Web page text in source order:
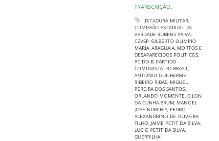
TRANSCRIÇÃO.
DITADURA MILITAR,
COMISSÃO ESTADUAL DA
VERDADE RUBENS PAIVA,
CEVSP, GILBERTO OLIMPIO
MARIA, ARAGUAIA, MORTOS E
DESAPARECIDOS POLITICOS,
PC DO B, PARTIDO
COMUNISTA DO BRASIL,
ANTONIO GUILHERME
RIBEIRO RIBAS, MIGUEL
PEREIRA DOS SANTOS,
ORLANDO MOMENTE, CILON
DA CUNHA BRUM, MANOEL
JOSE NURCHIS, PEDRO
ALEXANDRINO DE OLIVEIRA
FILHO, JAIME PETIT DA SILVA,
LUCIO PETIT DA SILVA,
GUERRILHA